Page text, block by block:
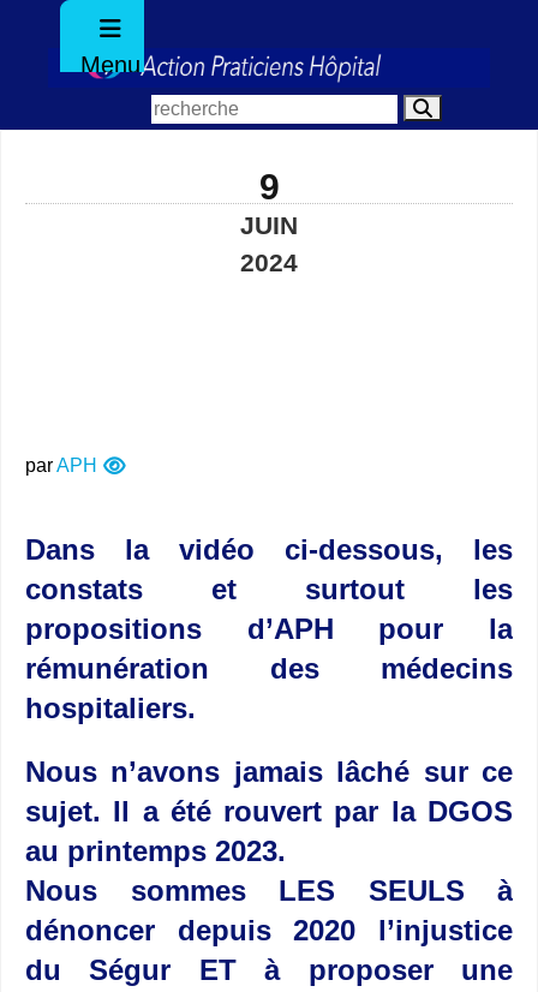
Menu
9
JUIN
2024
parAPH
Dans la vidéo ci-dessous, les
constats et surtout les
propositions d’APH pour la
rémunération des médecins
hospitaliers.
Nous n’avons jamais lâché sur ce
sujet. Il a été rouvert par la DGOS
au printemps 2023.
Nous sommes LES SEULS à
dénoncer depuis 2020 l’injustice
du Ségur ET à proposer une